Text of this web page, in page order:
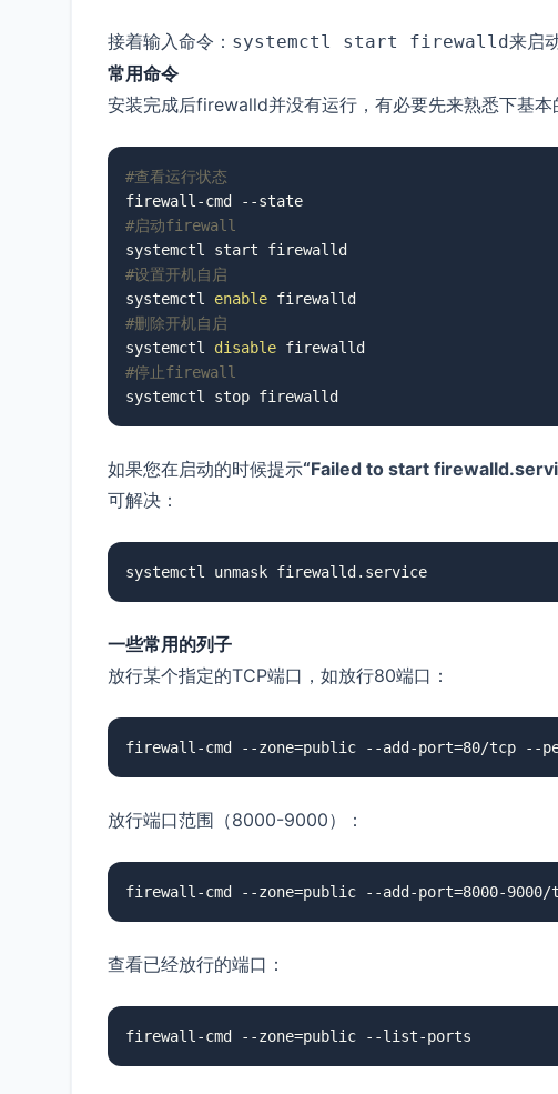
接着输入命令： systemctl start firewalld来启
常用命令
安装完成后firewalld并没有运行，有必要先来熟悉下基本
#查看运行状态
#启动firewall
#设置开机自启
systemctl enable
#删除开机自启
systemctl disable
#停止firewall
systemctl stop firewalld
如果您在启动的时候提示“Failed to start
可解决：
systemctl unmask firewalld.service
一些常用的列子
放行某个指定的TCP端口，如放行80端口：
firewall-cmd --zone=public --add-port=80/tcp --
放行端口范围（8000-9000）：
firewall-cmd --zone=public --add-port=8000-9000/
查看已经放行的端口：
firewall-cmd --zone=public --list-ports